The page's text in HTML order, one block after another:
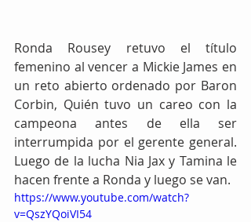
Ronda Rousey retuvo el título
femenino al vencer a Mickie James en
un reto abierto ordenado por Baron
Corbin, Quién tuvo un careo con la
campeona antes de ella ser
interrumpida por el gerente general.
Luego de la lucha Nia Jax y Tamina le
hacen frente a Ronda y luego se van.
https://www.youtube.com/watch?
v=QszYQoiVI54